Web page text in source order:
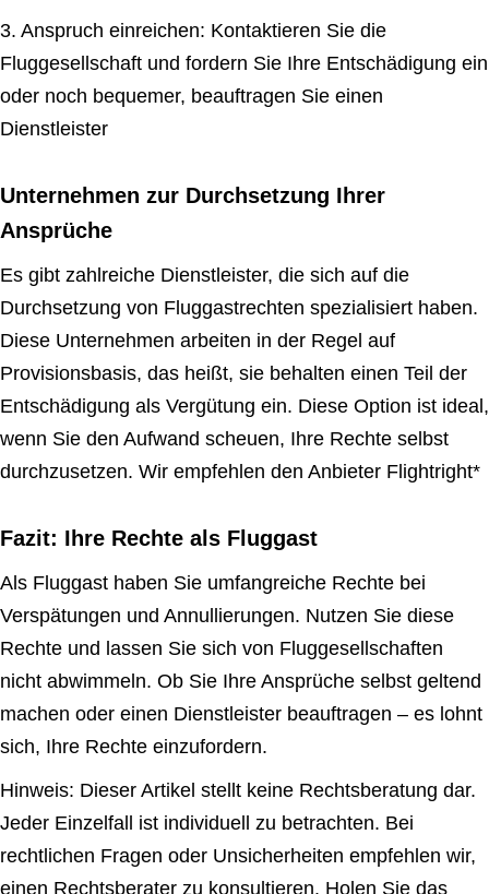
3. Anspruch einreichen: Kontaktieren Sie die
Fluggesellschaft und fordern Sie Ihre Entschädigung ein
oder noch bequemer, beauftragen Sie einen
Dienstleister
Unternehmen zur Durchsetzung Ihrer
Ansprüche
Es gibt zahlreiche Dienstleister, die sich auf die
Durchsetzung von Fluggastrechten spezialisiert haben.
Diese Unternehmen arbeiten in der Regel auf
Provisionsbasis, das heißt, sie behalten einen Teil der
Entschädigung als Vergütung ein. Diese Option ist ideal,
wenn Sie den Aufwand scheuen, Ihre Rechte selbst
durchzusetzen. Wir empfehlen den Anbieter Flightright*
Fazit: Ihre Rechte als Fluggast
Als Fluggast haben Sie umfangreiche Rechte bei
Verspätungen und Annullierungen. Nutzen Sie diese
Rechte und lassen Sie sich von Fluggesellschaften
nicht abwimmeln. Ob Sie Ihre Ansprüche selbst geltend
machen oder einen Dienstleister beauftragen – es lohnt
sich, Ihre Rechte einzufordern.
Hinweis: Dieser Artikel stellt keine Rechtsberatung dar.
Jeder Einzelfall ist individuell zu betrachten. Bei
rechtlichen Fragen oder Unsicherheiten empfehlen wir,
einen Rechtsberater zu konsultieren. Holen Sie das